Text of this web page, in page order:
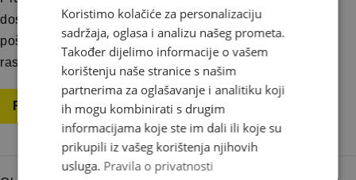
dostava i otprema pošiljaka Brze pošte u ovim
poštanskim uredima obavljat će se prema uobičajenom
rasporedu na ovaj dan.
Read more
Koristimo kolačiće za personalizaciju
sadržaja, oglasa i analizu našeg prometa.
Također dijelimo informacije o vašem
korištenju naše stranice s našim
partnerima za oglašavanje i analitiku koji
ih mogu kombinirati s drugim
informacijama koje ste im dali ili koje su
prikupili iz vašeg korištenja njihovih
usluga. Pravila o privatnosti